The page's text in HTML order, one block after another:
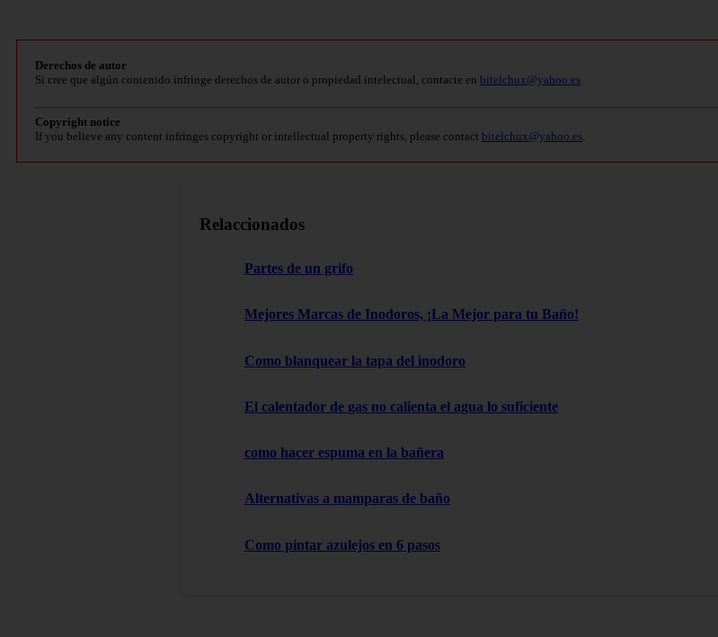
Derechos de autor
Si cree que algún contenido infringe derechos de autor o propiedad intelectual, contacte en bitelchux@yahoo.es
Copyright notice
If you believe any content infringes copyright or intellectual property rights, please contact bitelchux@yahoo.es
Relaccionados
Partes de un grifo
Mejores Marcas de Inodoros, ¡La Mejor para tu Baño!
Como blanquear la tapa del inodoro
El calentador de gas no calienta el agua lo suficiente
como hacer espuma en la bañera
Alternativas a mamparas de baño
Como pintar azulejos en 6 pasos